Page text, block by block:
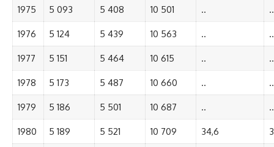
1975 5 093 5 408 10 501 .. ..
1976 5 124 5 439 10 563 .. ..
1977 5 151 5 464 10 615 .. ..
1978 5 173 5 487 10 660 .. ..
1979 5 186 5 501 10 687 .. ..
1980 5 189 5 521 10 709 34,6